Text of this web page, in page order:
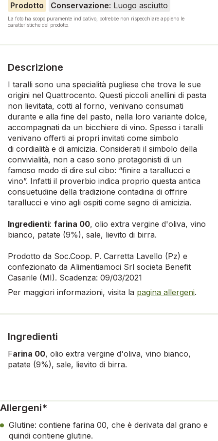
Prodotto Conservazione: Luogo asciutto
La foto ha scopo puramente indicativo, potrebbe non rispecchiare appieno le
caratteristiche del prodotto.
Descrizione
I taralli sono una specialità pugliese che trova le sue
origini nel Quattrocento. Questi piccoli anellini di pasta
non lievitata, cotti al forno, venivano consumati
durante e alla fine del pasto, nella loro variante dolce,
accompagnati da un bicchiere di vino. Spesso i taralli
venivano offerti ai propri invitati come simbolo
di cordialità e di amicizia. Considerati il simbolo della
convivialità, non a caso sono protagonisti di un
famoso modo di dire sul cibo: “finire a tarallucci e
vino”. Infatti il proverbio indica proprio questa antica
consuetudine della tradizione contadina di offrire
tarallucci e vino agli ospiti come segno di amicizia.
Ingredienti: farina 00, olio extra vergine d'oliva, vino
bianco, patate (9%), sale, lievito di birra.
Prodotto da Soc.Coop. P. Carretta Lavello (Pz) e
confezionato da Alimentiamoci Srl societa Benefit
Casarile (MI). Scadenza: 09/03/2021
Per maggiori informazioni, visita la pagina allergeni.
Ingredienti
Farina 00, olio extra vergine d'oliva, vino bianco,
patate (9%), sale, lievito di birra.
Allergeni*
Glutine: contiene farina 00, che è derivata dal grano e
quindi contiene glutine.